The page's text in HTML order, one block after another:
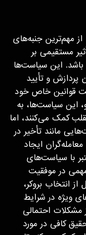
مهم‌ترین جنبه‌های
مستقیمی بر
باشد. این سیاست‌ها
پردازش و تأیید
قوانین خاص خود
این سیاست‌ها، به
کمک می‌کنند، اما
مانند تأخیر در
ایجاد
با سیاست‌های
در موفقیت
از انتخاب بروکر،
ویژه در شرایط
مشکلات احتمالی
کافی در مورد